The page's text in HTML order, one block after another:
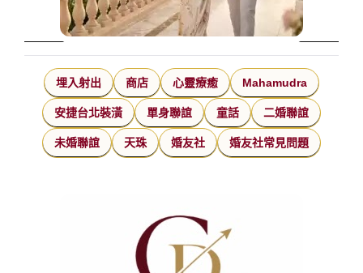
埋入射出 商店 心靈療癒 Mahamudra
安捷台北裝潢 單身聯誼 童話 二婚聯誼
未婚聯誼 天珠 婚友社 婚友社常見問題